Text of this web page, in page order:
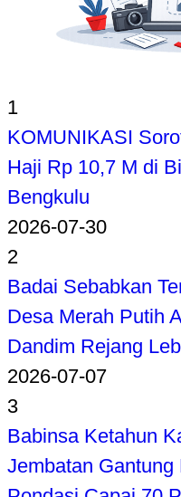
1
KOMUNIKASI
Haji Rp 10,7 M di
Bengkulu
2026-07-30
2
Badai Sebabkan
Desa Merah Putih
Dandim Rejang
2026-07-07
3
Babinsa Ketahun
Jembatan